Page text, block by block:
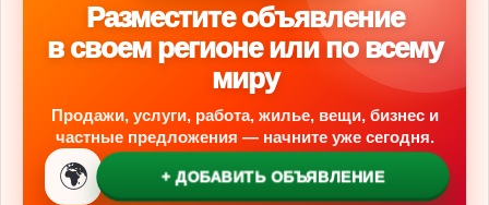
Разместите объявление
в своем регионе или по всему
миру
Продажи, услуги, работа, жилье, вещи, бизнес и
частные предложения — начните уже сегодня.
🌍 + ДОБАВИТЬ ОБЪЯВЛЕНИЕ